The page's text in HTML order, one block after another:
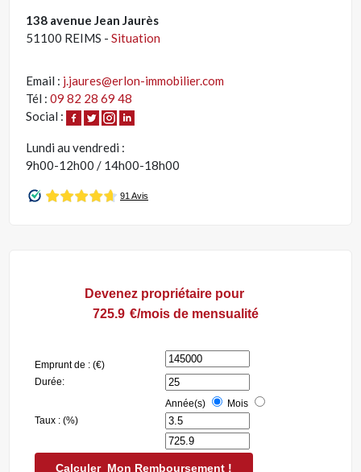
138 avenue Jean Jaurès
51100 REIMS -Situation
Email : j.jaures@erlon-immobilier.com
Tél :09 82 28 69 48
Social :
Lundi au vendredi :
9h00-12h00 / 14h00-18h00